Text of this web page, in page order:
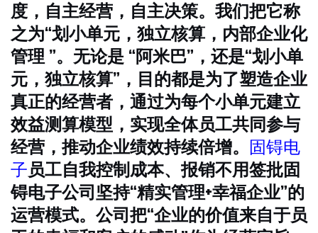
度，自主经营，自主决策。我们把它称
之为“划小单元，独立核算，内部企业化
管理 ”。 无论是 “阿米巴”，还是“划小单
元，独立核算”，目的都是为了塑造企业
真正的经营者，通过为每个小单元建立
效益测算模型，实现全体员工共同参与
经营，推动企业绩效持续倍增。 固锝电
子员工自我控制成本、报销不用签批固
锝电子公司坚持“精实管理+幸福企业”的
运营模式。公司把“企业的价值来自于员